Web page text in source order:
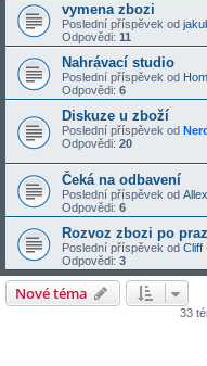
vymena zbozi
Poslední příspěvek od
Odpovědi: 11
Nahrávací studio
Poslední příspěvek od
Odpovědi: 6
Diskuze u zboží
Poslední příspěvek od
Odpovědi: 20
Čeká na odbavení
Poslední příspěvek od Allex
Odpovědi: 6
Rozvoz zbozi po
Poslední příspěvek od Cliff
Odpovědi: 3
Nové téma
33